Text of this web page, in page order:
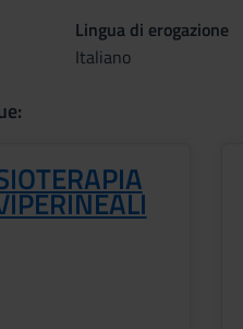
Lingua di erogazione
Italiano